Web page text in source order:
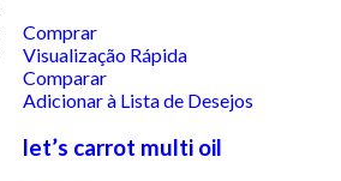
Comprar
Visualização Rápida
Comparar
Adicionar à Lista de Desejos
let’s carrot multi oil